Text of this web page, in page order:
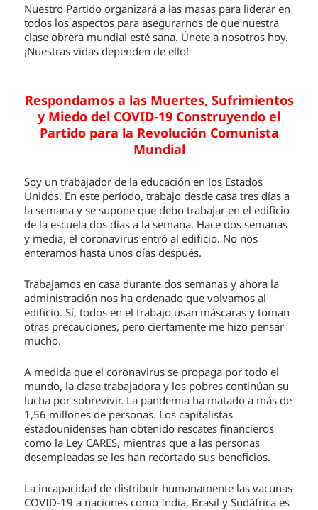
Nuestro Partido organizará a las masas para liderar en
todos los aspectos para asegurarnos de que nuestra
clase obrera mundial esté sana. Únete a nosotros hoy.
¡Nuestras vidas dependen de ello!
Respondamos a las Muertes, Sufrimientos
y Miedo del COVID-19 Construyendo el
Partido para la Revolución Comunista
Mundial
Soy un trabajador de la educación en los Estados
Unidos. En este período, trabajo desde casa tres días a
la semana y se supone que debo trabajar en el edificio
de la escuela dos días a la semana. Hace dos semanas
y media, el coronavirus entró al edificio. No nos
enteramos hasta unos días después.
Trabajamos en casa durante dos semanas y ahora la
administración nos ha ordenado que volvamos al
edificio. Sí, todos en el trabajo usan máscaras y toman
otras precauciones, pero ciertamente me hizo pensar
mucho.
A medida que el coronavirus se propaga por todo el
mundo, la clase trabajadora y los pobres continúan su
lucha por sobrevivir. La pandemia ha matado a más de
1,56 millones de personas. Los capitalistas
estadounidenses han obtenido rescates financieros
como la Ley CARES, mientras que a las personas
desempleadas se les han recortado sus beneficios.
La incapacidad de distribuir humanamente las vacunas
COVID-19 a naciones como India, Brasil y Sudáfrica es